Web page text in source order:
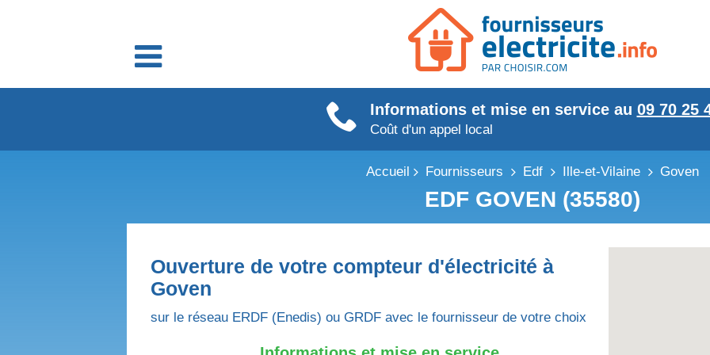
Fournisseurs énergie
Informations et mise en service au 09 70 25
Coût d'un appel local
Accueil Fournisseurs Edf Ille-et-Vilaine Goven
EDF GOVEN (35580)
Ouverture de votre compteur d'électricité à
Goven
sur le réseau ERDF (Enedis) ou GRDF avec le fournisseur de votre choix